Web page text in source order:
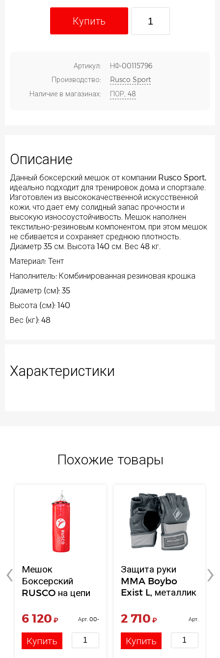
Купить
Артикул:
НФ-00115796
Производство:
Rusco Sport
Наличие в магазинах:
ПОР, 48
Описание
Данный боксерский мешок от компании Rusco Sport,
идеально подходит для тренировок дома и спортзале.
Изготовлен из высококачественной искусственной
кожи, что дает ему солидный запас прочности и
высокую износоустойчивость. Мешок наполнен
текстильно-резиновым компонентом, при этом мешок
не сбивается и сохраняет среднюю плотность.
Диаметр 35 см. Высота 140 см. Вес 48 кг.
Материал: Тент
Наполнитель: Комбинированная резиновая крошка
Диаметр (см): 35
Высота (см): 140
Вес (кг): 48
Характеристики
Похожие товары
Мешок
Боксерский
RUSCO на цепи
6 120 ₽
Арт. 00-
Купить
Защита руки
MMA Boybo
Exist L, металлик
2 710 ₽
Арт.
Купить
‹ ›